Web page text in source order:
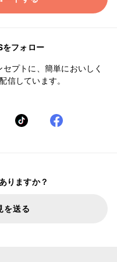
をフォロー
プトに、簡単においしく
信しています。
りますか？
を送る